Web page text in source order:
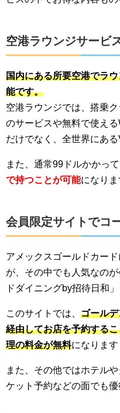
空港ラウンジサービ
国内にある所要空港でラ
能です。
空港ラウンジでは、搭乗
のサービスや無料で使え
だけでなく、全世界にあ
また、通常99ドルかかって
で持つことが可能になりま
会員限定サイトでコ
アメックスゴールドカー
が、その中でも人気なの
ドダイニングby招待日和
このサイトでは、 ゴール
経由してお店を予約する
理の料金が無料になります
また、その他ではホテル
ケット予約などの面でも